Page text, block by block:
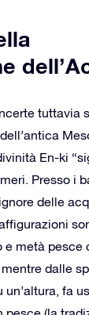
tuttavia
En-ki
Presso i
delle
metà pesce
dalle
un’altura, fa